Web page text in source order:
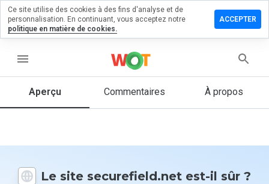
menu
Aperçu Commentaires À propos
Le site securefield.net est-il sûr ?
un
1 et 5
vous à ce
site ?
Ce site utilise des cookies à des fins d'analyse et de
personnalisation. En continuant, vous acceptez notre
politique en matière de cookies.
ACCEPTER